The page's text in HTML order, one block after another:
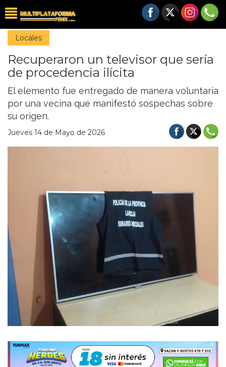
Locales
Recuperaron un televisor que sería
de procedencia ilícita
El elemento fue entregado de manera voluntaria
por una vecina que manifestó sospechas sobre
su origen.
Jueves 14 de Mayo de 2026